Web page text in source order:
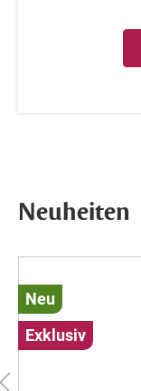
Neuheiten
Neu
Exklusiv